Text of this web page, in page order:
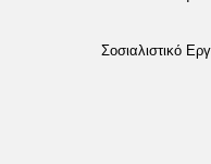
Σοσιαλιστικό